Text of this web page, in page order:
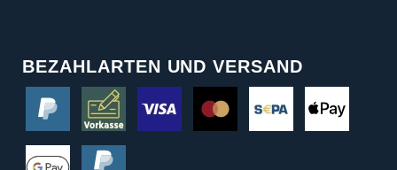
BEZAHLARTEN UND VERSAND